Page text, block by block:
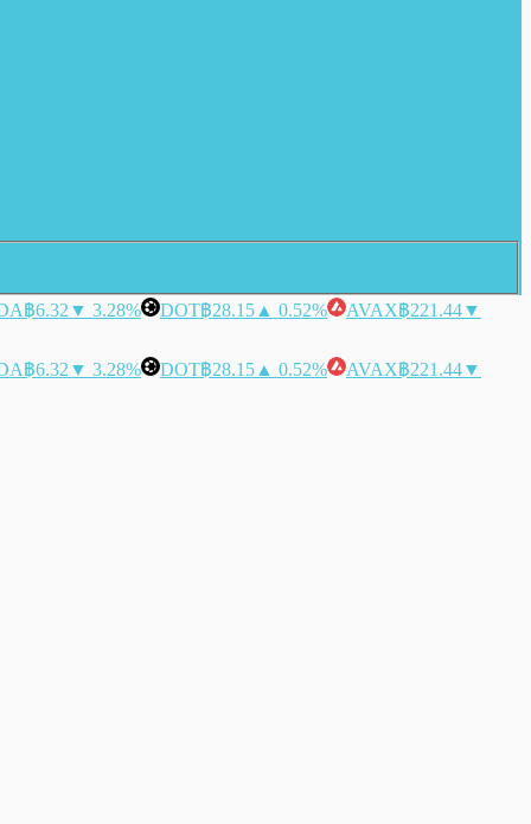
฿6.32 ▼ 3.28% DOT฿28.15 ▲ 0.52% AVAX฿221.44▼
฿6.32 ▼ 3.28% DOT฿28.15 ▲ 0.52% AVAX฿221.44▼